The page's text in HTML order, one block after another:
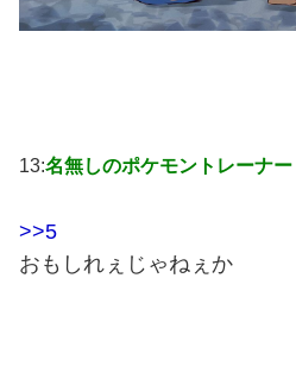
13:名無しのポケモントレーナー
>>5
おもしれぇじゃねぇか